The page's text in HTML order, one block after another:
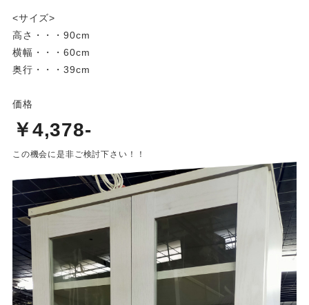
<サイズ>
高さ・・・90cm
横幅・・・60cm
奥行・・・39cm
価格
￥4,378-
この機会に是非ご検討下さい！！